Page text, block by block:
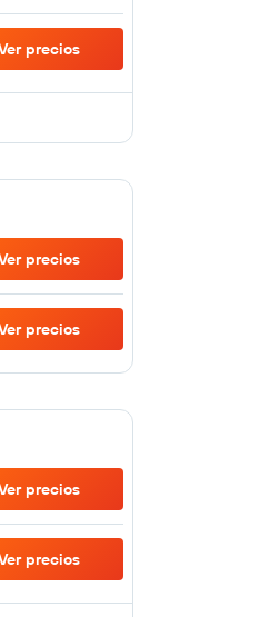
precios
precios
precios
precios
precios